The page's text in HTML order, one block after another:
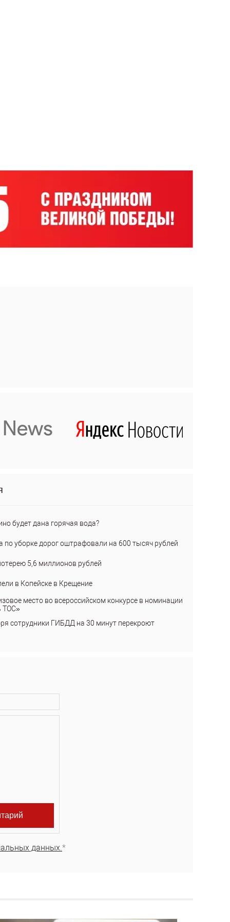
будет дана горячая вода?
по уборке дорог оштрафовали на 600 тысяч рублей
5,6 миллионов рублей
в Копейске в Крещение
место во всероссийском конкурсе в номинации
ТОС»
сотрудники ГИБДД на 30 минут перекроют
данных.*